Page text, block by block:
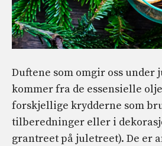
Duftene som omgir oss under
kommer fra de essensielle
forskjellige krydderne som
tilberedninger eller i
grantreet på juletreet). De er